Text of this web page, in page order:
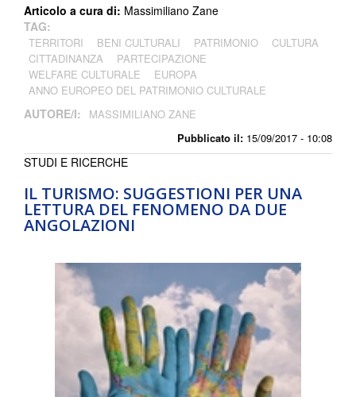
Pubblicato il: 15/09/2017 - 10:08
Articolo a cura di: Massimiliano Zane
TAG:
TERRITORI BENI CULTURALI PATRIMONIO
CULTURA
CITTADINANZA
PARTECIPAZIONE
WELFARE CULTURALE
EUROPA
ANNO EUROPEO DEL PATRIMONIO CULTURALE
AUTORE/I: MASSIMILIANO ZANE
IL TURISMO: SUGGESTIONI PER UNA
LETTURA DEL FENOMENO DA DUE
ANGOLAZIONI
STUDI E RICERCHE